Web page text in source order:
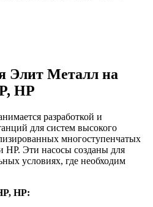
Элит Металл на
HP
разработкой и
для систем высокого
многоступенчатых
HP. Эти насосы созданы для
условиях, где необходим
HP: